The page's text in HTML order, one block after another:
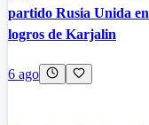
partido Rusia Unida en
logros de Karjalin
6 ago